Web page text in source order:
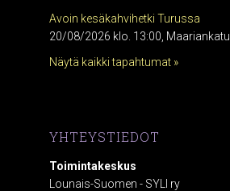
Avoin kesäkahvihetki Turussa
20/08/2026 klo. 13:00, Maariankatu
Näytä kaikki tapahtumat »
YHTEYSTIEDOT
Toimintakeskus
Lounais-Suomen - SYLI ry